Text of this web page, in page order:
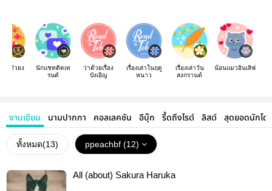
านตัวยง
นักแชทติดเท
รนด์
ว่าด้วยเรื่อง
บังเอิญ
เรื่องเล่าในฤดู
หนาว
เรื่องเล่าวัน
สงกรานต์
น้อนแมวอินเลิฟ
งานเขียน นามปากกา คอลเลคชัน อีบุ๊ก รี้ดถึงไรต์ ลิสต์ สุดยอดนักโด
ทั้งหมด(13) ppeachbf (12)
All (about) Sakura Haruka